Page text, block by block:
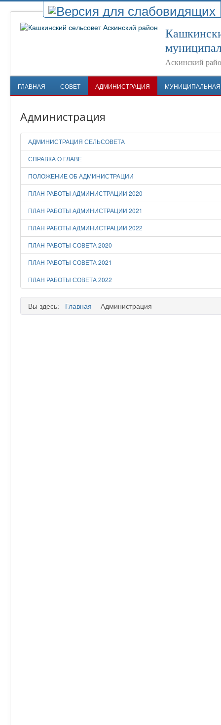
Аскинский
ГЛАВНАЯ СОВЕТ АДМИНИСТРАЦИЯ
Администрация
АДМИНИСТРАЦИЯ СЕЛЬСОВЕТА
СПРАВКА О ГЛАВЕ
ПОЛОЖЕНИЕ ОБ АДМИНИСТРАЦИИ
ПЛАН РАБОТЫ АДМИНИСТРАЦИИ 2020
ПЛАН РАБОТЫ АДМИНИСТРАЦИИ 2021
ПЛАН РАБОТЫ АДМИНИСТРАЦИИ 2022
ПЛАН РАБОТЫ СОВЕТА 2020
ПЛАН РАБОТЫ СОВЕТА 2021
ПЛАН РАБОТЫ СОВЕТА 2022
Вы здесь: Главная Администрация